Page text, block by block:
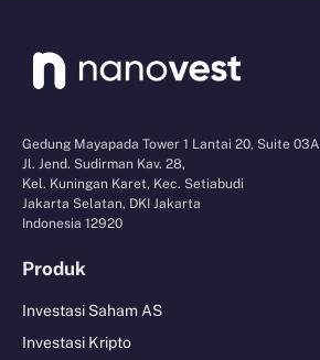
Gedung Mayapada Tower 1 Lantai 20, Suite 03A
Jl. Jend. Sudirman Kav. 28,
Kel. Kuningan Karet, Kec. Setiabudi
Jakarta Selatan, DKI Jakarta
Indonesia 12920
Produk
Investasi Saham AS
Investasi Kripto